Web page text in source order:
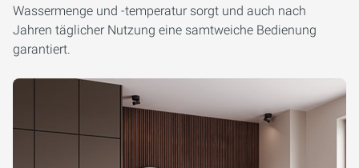
Wassermenge und -temperatur sorgt und auch nach
Jahren täglicher Nutzung eine samtweiche Bedienung
garantiert.